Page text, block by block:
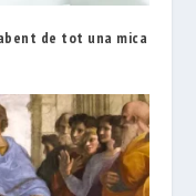
de tot una mica